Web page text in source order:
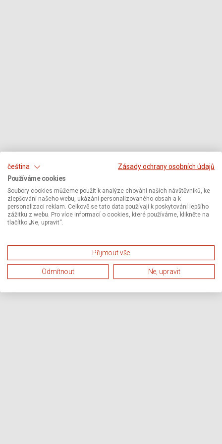
čeština
Zásady ochrany osobních údajů
Používáme cookies
Soubory cookies můžeme použít k analýze chování našich návštěvníků, ke
zlepšování našeho webu, ukázání personalizovaného obsah a k
personalizaci reklam. Celkově se tato data používají k poskytování lepšího
zážitku z webu. Pro více informací o cookies, které používáme, klikněte na
tlačítko „Ne, upravit“.
Přijmout vše
Odmítnout Ne, upravit